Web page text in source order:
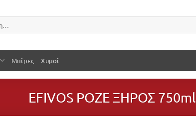
Μπίρες Χυμοί
EFIVOS ΡΟΖΕ ΞΗΡΟΣ 750ml